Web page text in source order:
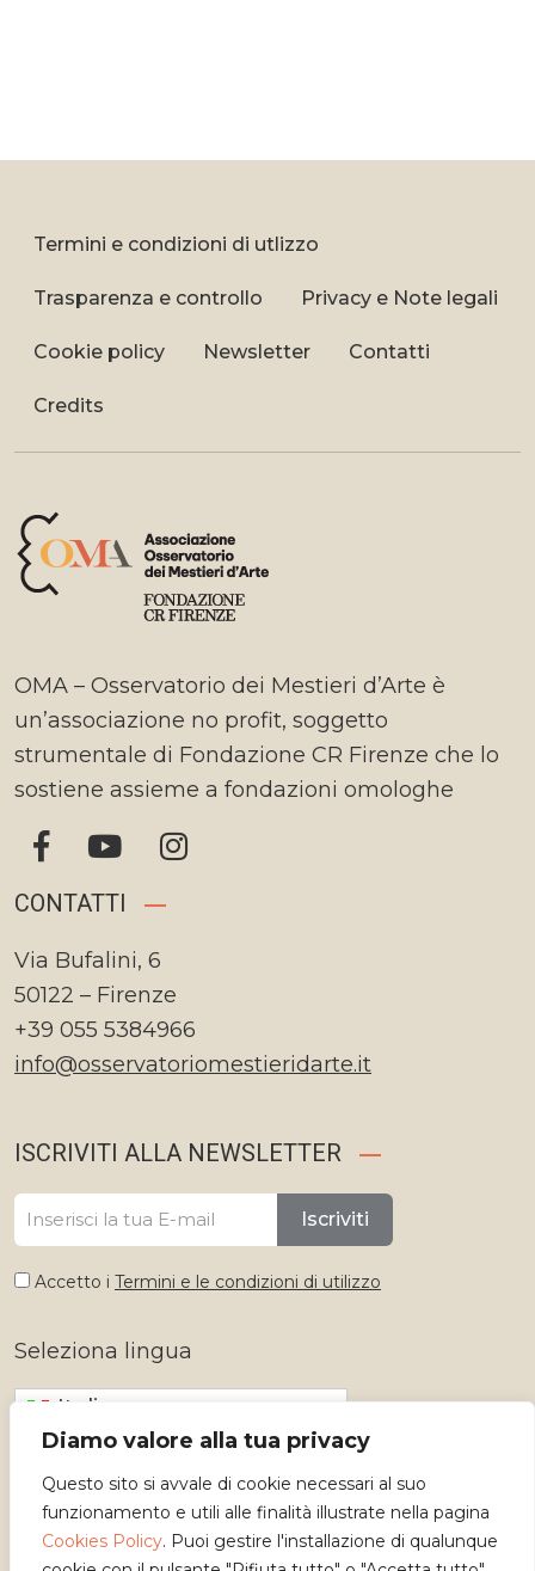
Diamo valore alla tua privacy
Questo sito si avvale di cookie necessari al suo
funzionamento e utili alle finalità illustrate nella pagina
Cookies Policy. Puoi gestire l'installazione di qualunque
Termini e condizioni di utlizzo
Trasparenza e controllo Privacy e Note legali
Cookie policy Newsletter Contatti
Credits
OMA – Osservatorio dei Mestieri d’Arte è
un’associazione no profit, soggetto
strumentale di Fondazione CR Firenze che lo
sostiene assieme a fondazioni omologhe
CONTATTI
Via Bufalini, 6
50122 – Firenze
+39 055 5384966
info@osservatoriomestieridarte.it
ISCRIVITI ALLA NEWSLETTER
Iscriviti
Accetto i Termini e le condizioni di utilizzo
Seleziona lingua
Italiano